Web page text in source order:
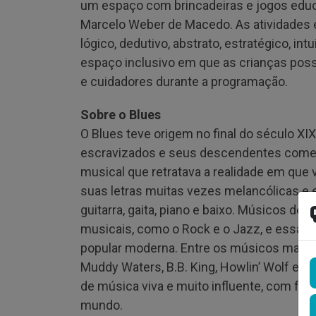
um espaço com brincadeiras e jogos
Marcelo Weber de Macedo. As
lógico, dedutivo, abstrato, estratégico,
espaço inclusivo em que as crianças
e cuidadores durante a programação.
Sobre o Blues
O Blues teve origem no final do século
escravizados e seus descendentes
musical que retratava a realidade em
suas letras muitas vezes melancólicas e
guitarra, gaita, piano e baixo. Músicos de
musicais, como o Rock e o Jazz, e essas
popular moderna. Entre os músicos mais
Muddy Waters, B.B. King, Howlin’ Wolf e
de música viva e muito influente, com
mundo.